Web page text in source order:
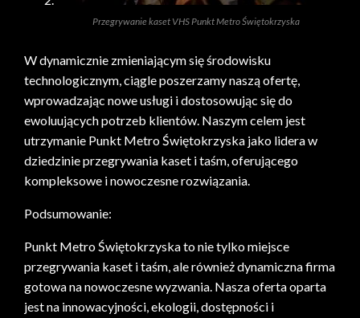
Przegrywanie kaset VHS Punkt Metro Świętokrzyska
W dynamicznie zmieniającym się środowisku
technologicznym, ciągle poszerzamy naszą ofertę,
wprowadzając nowe usługi i dostosowując się do
ewoluujących potrzeb klientów. Naszym celem jest
utrzymanie Punkt Metro Świętokrzyska jako lidera w
dziedzinie przegrywania kaset i taśm, oferującego
kompleksowe i nowoczesne rozwiązania.
Podsumowanie:
Punkt Metro Świętokrzyska to nie tylko miejsce
przegrywania kaset i taśm, ale również dynamiczna firma
gotowa na nowoczesne wyzwania. Nasza oferta oparta
jest na innowacyjności, ekologii, dostępności i